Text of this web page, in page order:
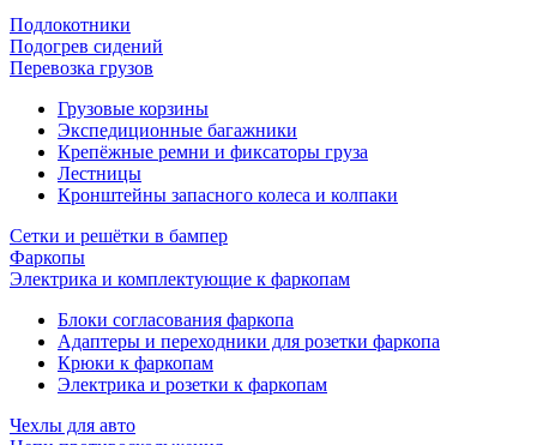
Подлокотники
Подогрев сидений
Перевозка грузов
Грузовые корзины
Экспедиционные багажники
Крепёжные ремни и фиксаторы груза
Лестницы
Кронштейны запасного колеса и колпаки
Сетки и решётки в бампер
Фаркопы
Электрика и комплектующие к фаркопам
Блоки согласования фаркопа
Адаптеры и переходники для розетки фаркопа
Крюки к фаркопам
Электрика и розетки к фаркопам
Чехлы для авто